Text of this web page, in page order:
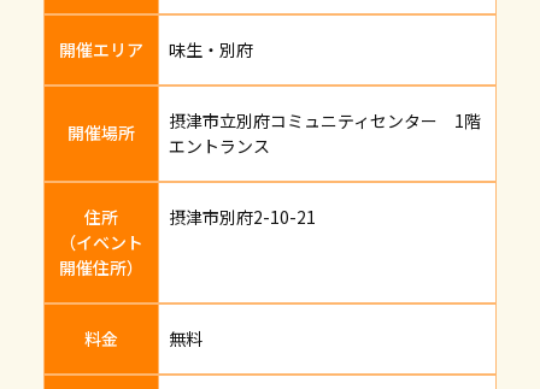
開催エリア 味生・別府
開催場所
摂津市立別府コミュニティセンター 1階
エントランス
住所
（イベント
開催住所）
摂津市別府2-10-21
料金 無料